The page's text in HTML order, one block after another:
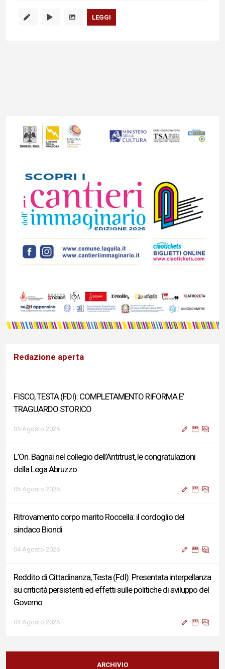
LEGGI
Redazione aperta
FISCO, TESTA (FDI): COMPLETAMENTO RIFORMA E’
TRAGUARDO STORICO
05 Agosto 2026
L’On. Bagnai nel collegio dell’Antitrust, le congratulazioni
della Lega Abruzzo
05 Agosto 2026
Ritrovamento corpo marito Roccella: il cordoglio del
sindaco Biondi
04 Agosto 2026
Reddito di Cittadinanza, Testa (FdI): Presentata interpellanza
su criticità persistenti ed effetti sulle politiche di sviluppo del
Governo
04 Agosto 2026
Sigismondi, Liris e Testa: “Profondo cordoglio e vicinanza al
Ministro Roccella e alla sua famiglia”
ARCHIVIO